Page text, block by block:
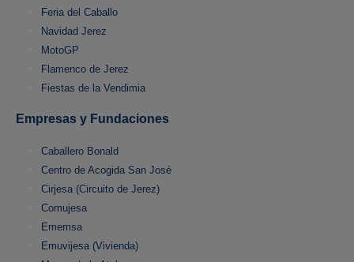
Feria del Caballo
Navidad Jerez
MotoGP
Flamenco de Jerez
Fiestas de la Vendimia
Empresas y Fundaciones
Caballero Bonald
Centro de Acogida San José
Cirjesa (Circuito de Jerez)
Comujesa
Ememsa
Emuvijesa (Vivienda)